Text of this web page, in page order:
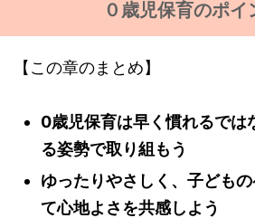
０歳児保育のポイ
【この章のまとめ】
0歳児保育は早く慣れるでは
る姿勢で取り組もう
ゆったりやさしく、子ども
て心地よさを共感しよう